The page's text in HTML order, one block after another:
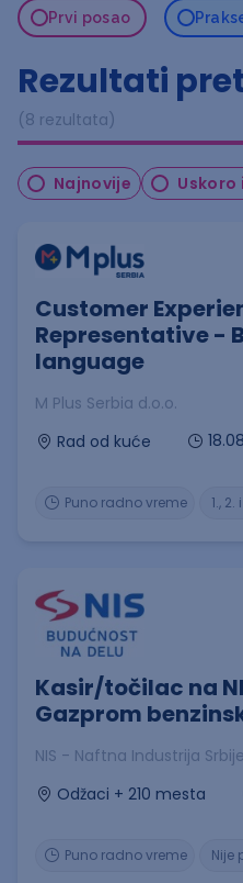
Prvi posao
Rezultati
(8 rezultata)
Najnovije Uskoro
Customer
Representative -
language
M Plus Serbia d.o.o.
Rad od kuće
1.,
Puno radno vreme
Kasir/točilac na
Gazprom
NIS - Naftna Industrija Srbije
Odžaci + 210 mesta
Nije
Puno radno vreme